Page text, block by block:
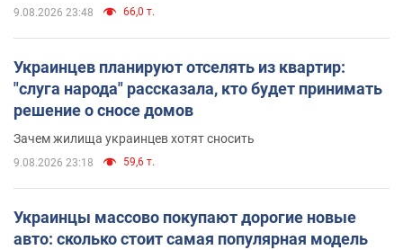
9.08.2026 23:48 66,0 т.
Украинцев планируют отселять из квартир:
"слуга народа" рассказала, кто будет принимать
решение о сносе домов
Зачем жилища украинцев хотят сносить
9.08.2026 23:18 59,6 т.
Украинцы массово покупают дорогие новые
авто: сколько стоит самая популярная модель